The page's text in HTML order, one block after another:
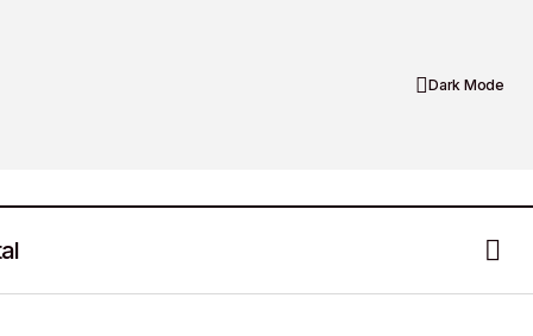
Dark Mode